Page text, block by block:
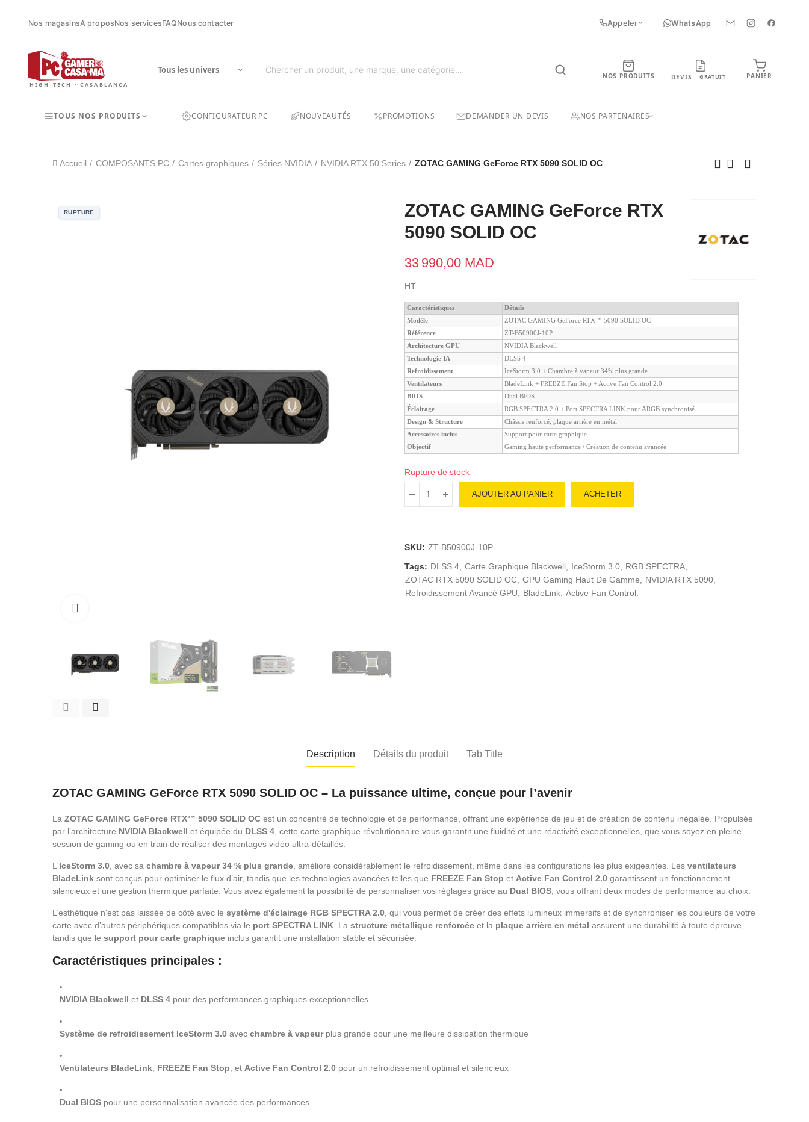
Nos magasinsA proposNos servicesFAQNous contacter Appeler WhatsApp
HIGH-TECH · CASABLANCA
NOS PRODUITS DEVIS GRATUIT PANIER
TOUS NOS PRODUITS CONFIGURATEUR PC NOUVEAUTÉS PROMOTIONS DEMANDER UN DEVIS NOS PARTENAIRES
Accueil COMPOSANTS PC Cartes graphiques Séries NVIDIA NVIDIA RTX 50 Series ZOTAC GAMING GeForce RTX 5090 SOLID OC
RUPTURE
ZOTAC GAMING GeForce RTX
5090 SOLID OC
33 990,00 MAD
HT
Caractéristiques
Détails
Modèle
ZOTAC GAMING GeForce RTX™ 5090 SOLID OC
Référence
ZT-B50900J-10P
Architecture GPU
NVIDIA Blackwell
Technologie IA
DLSS 4
Refroidissement
IceStorm 3.0 + Chambre à vapeur 34% plus grande
Ventilateurs
BladeLink + FREEZE Fan Stop + Active Fan Control 2.0
BIOS
Dual BIOS
Éclairage
RGB SPECTRA 2.0 + Port SPECTRA LINK pour ARGB synchronisé
Design & Structure
Châssis renforcé, plaque arrière en métal
Accessoires inclus
Support pour carte graphique
Objectif
Gaming haute performance / Création de contenu avancée
Rupture de stock
AJOUTER AU PANIER ACHETER
SKU: ZT-B50900J-10P
Tags: DLSS 4 Carte Graphique Blackwell IceStorm 3.0
RGB SPECTRA
ZOTAC RTX 5090 SOLID OC GPU Gaming Haut De Gamme
NVIDIA RTX 5090
Refroidissement Avancé GPU
BladeLink Active Fan Control.
Description Détails du produit Tab Title
ZOTAC GAMING GeForce RTX 5090 SOLID OC – La puissance ultime, conçue pour l’avenir
La ZOTAC GAMING GeForce RTX™ 5090 SOLID OC est un concentré de technologie et de performance, offrant une expérience de jeu et de création de contenu inégalée. Propulsée
par l’architecture NVIDIA Blackwell et équipée du DLSS 4 , cette carte graphique révolutionnaire vous garantit une fluidité et une réactivité exceptionnelles, que vous soyez en pleine
session de gaming ou en train de réaliser des montages vidéo ultra-détaillés.
L'IceStorm 3.0 , avec sa chambre à vapeur 34 % plus grande , améliore considérablement le refroidissement, même dans les configurations les plus exigeantes. Les ventilateurs
BladeLink sont conçus pour optimiser le flux d’air, tandis que les technologies avancées telles que FREEZE Fan Stop et Active Fan Control 2.0 garantissent un fonctionnement
silencieux et une gestion thermique parfaite. Vous avez également la possibilité de personnaliser vos réglages grâce au Dual BIOS , vous offrant deux modes de performance au choix.
L’esthétique n'est pas laissée de côté avec le système d'éclairage RGB SPECTRA 2.0 , qui vous permet de créer des effets lumineux immersifs et de synchroniser les couleurs de votre
carte avec d’autres périphériques compatibles via le port SPECTRA LINK . La structure métallique renforcée et la plaque arrière en métal assurent une durabilité à toute épreuve,
tandis que le support pour carte graphique inclus garantit une installation stable et sécurisée.
Caractéristiques principales :
NVIDIA Blackwell et DLSS 4 pour des performances graphiques exceptionnelles
Système de refroidissement IceStorm 3.0 avec chambre à vapeurplus grande pour une meilleure dissipation thermique
Ventilateurs BladeLink FREEZE Fan Stop , et Active Fan Control 2.0 pour un refroidissement optimal et silencieux
Dual BIOS pour une personnalisation avancée des performances